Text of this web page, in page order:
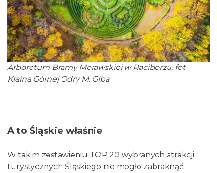
Arboretum Bramy Morawskiej w Raciborzu, fot.
Kraina Górnej Odry M. Giba
A to Śląskie właśnie
W takim zestawieniu TOP 20 wybranych atrakcji
turystycznych Śląskiego nie mogło zabraknąć